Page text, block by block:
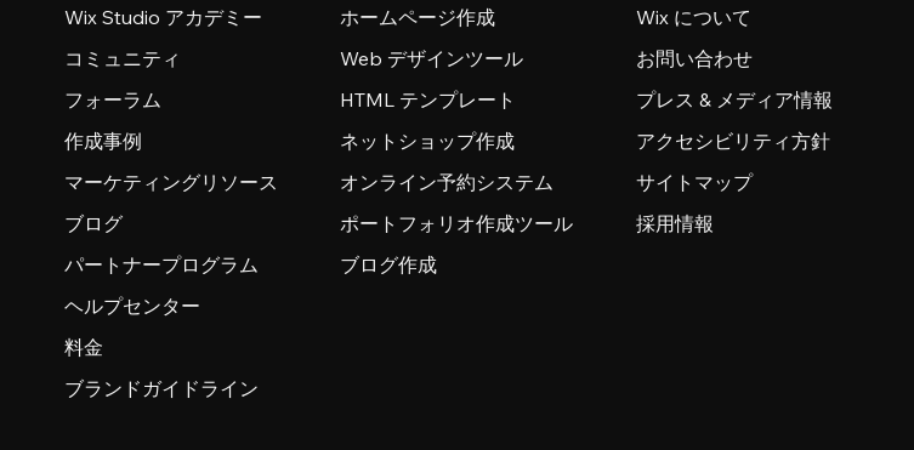
Wix Studio アカデミー
コミュニティ
フォーラム
作成事例
マーケティングリソース
ブログ
パートナープログラム
ヘルプセンター
料金
ブランドガイドライン
ホームページ作成
Web デザインツール
HTML テンプレート
ネットショップ作成
オンライン予約システム
ポートフォリオ作成ツール
ブログ作成
Wix について
お問い合わせ
プレス & メディア情報
アクセシビリティ方針
サイトマップ
採用情報